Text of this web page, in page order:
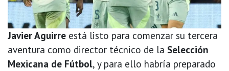
Javier Aguirre está listo para comenzar su tercera
aventura como director técnico de la Selección
Mexicana de Fútbol, y para ello habría preparado